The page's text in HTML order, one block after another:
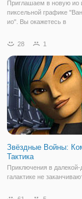
Приглашаем в новую ио
пиксельной графике
ио". Вы окажетесь в
когда была повышенная
выживание. Персонаж
предводителем своей
28 1
Звёздные Войны:
Тактика
Приключения в далекой-
галактике не
онлайн игра "Звёздные